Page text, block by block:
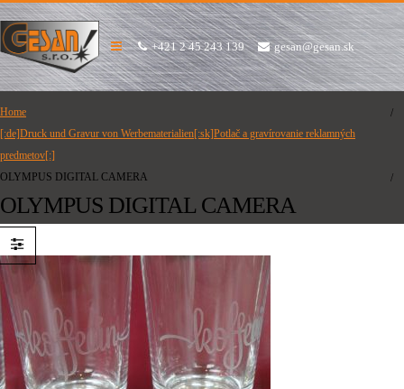
+421 2 45 243 139 gesan@gesan.sk
Home
[:de]Druck und Gravur von Werbematerialien[:sk]Potlač a gravírovanie reklamných
predmetov[:]
OLYMPUS DIGITAL CAMERA
OLYMPUS DIGITAL CAMERA